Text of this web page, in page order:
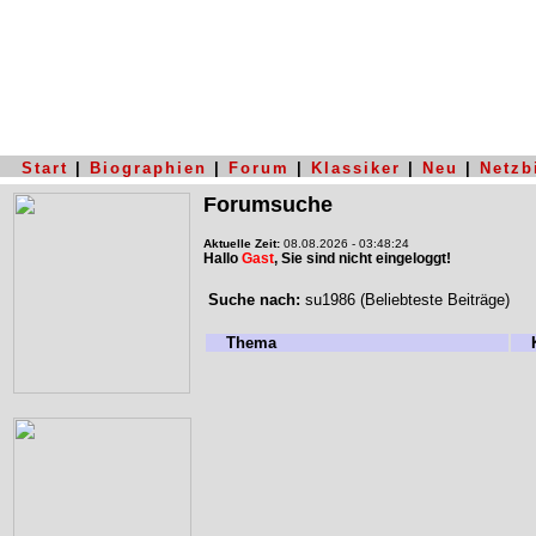
Start Biographien Forum Klassiker Neu
Forumsuche
Aktuelle Zeit: 08.08.2026 - 03:48:24
Hallo Gast, Sie sind nicht eingeloggt!
Suche nach: su1986 (Beliebteste Beiträge)
Thema